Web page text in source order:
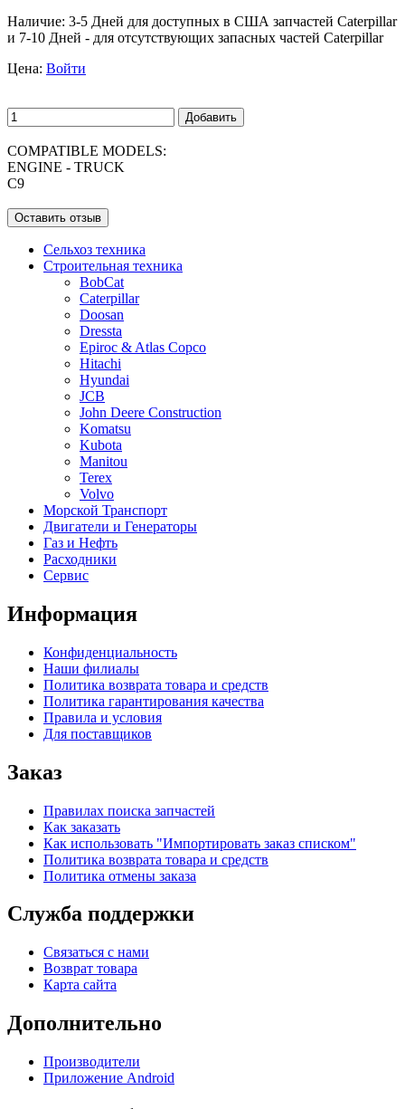
Наличие: 3-5 Дней для доступных в США запчастей Caterpillar
и 7-10 Дней - для отсутствующих запасных частей Caterpillar
Цена: Войти
Добавить
COMPATIBLE MODELS:
ENGINE - TRUCK
C9
Оставить отзыв
Сельхоз техника
Строительная техника
BobCat
Caterpillar
Doosan
Dressta
Epiroc & Atlas Copco
Hitachi
Hyundai
JCB
John Deere Construction
Komatsu
Kubota
Manitou
Terex
Volvo
Морской Транспорт
Двигатели и Генераторы
Газ и Нефть
Расходники
Сервис
Информация
Конфиденциальность
Наши филиалы
Политика возврата товара и средств
Политика гарантирования качества
Правила и условия
Для поставщиков
Заказ
Правилах поиска запчастей
Как заказать
Как использовать "Импортировать заказ списком"
Политика возврата товара и средств
Политика отмены заказа
Служба поддержки
Связаться с нами
Возврат товара
Карта сайта
Дополнительно
Производители
Приложение Android